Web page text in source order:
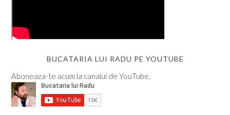
BUCATARIA LUI RADU PE YOUTUBE
Aboneaza-te acum la canalul de YouTube.